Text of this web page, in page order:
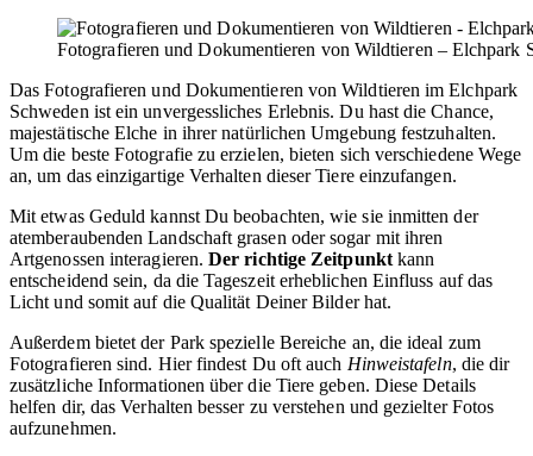
Fotografieren und Dokumentieren von Wildtieren – Elchpark
Das Fotografieren und Dokumentieren von Wildtieren im Elchpark
Schweden ist ein unvergessliches Erlebnis. Du hast die Chance,
majestätische Elche in ihrer natürlichen Umgebung festzuhalten.
Um die beste Fotografie zu erzielen, bieten sich verschiedene Wege
an, um das einzigartige Verhalten dieser Tiere einzufangen.
Mit etwas Geduld kannst Du beobachten, wie sie inmitten der
atemberaubenden Landschaft grasen oder sogar mit ihren
Artgenossen interagieren.Der richtige Zeitpunktkann
entscheidend sein, da die Tageszeit erheblichen Einfluss auf das
Licht und somit auf die Qualität Deiner Bilder hat.
Außerdem bietet der Park spezielle Bereiche an, die ideal zum
Fotografieren sind. Hier findest Du oft auch Hinweistafeln, die dir
zusätzliche Informationen über die Tiere geben. Diese Details
helfen dir, das Verhalten besser zu verstehen und gezielter Fotos
aufzunehmen.